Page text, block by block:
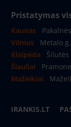
Pristatymas
Kaunas
Vilnius
Metalo
Klaipėda
Šilutės
Šiauliai
Mažeikiai
IRANKIS.LT